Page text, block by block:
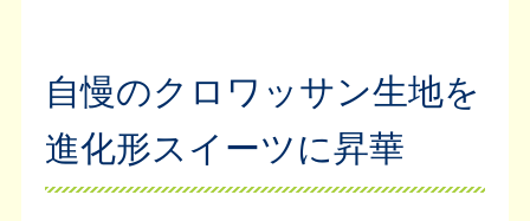
自慢のクロワッサン生地を
進化形スイーツに昇華